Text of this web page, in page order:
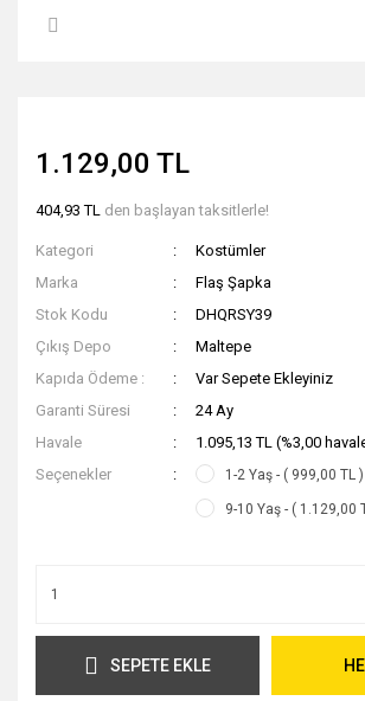
1.129,00 TL
404,93 TL den başlayan taksitlerle!
Kategori
Kostümler
Marka
Flaş Şapka
Stok Kodu
DHQRSY39
Çıkış Depo
Maltepe
Kapıda Ödeme :
Var Sepete Ekleyiniz
Garanti Süresi
24 Ay
Havale
1.095,13 TL (%3,00
Seçenekler
1-2 Yaş - ( 999,00 TL )
9-10 Yaş - ( 1.129,00
SEPETE EKLE